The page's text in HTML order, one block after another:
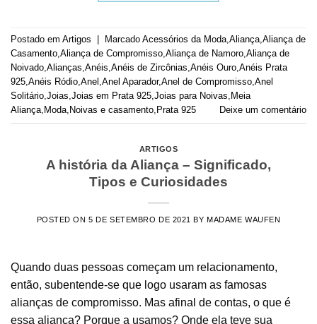
Postado em Artigos Marcado Acessórios da Moda Aliança Aliança de
Casamento Aliança de Compromisso Aliança de Namoro Aliança de
Noivado Alianças Anéis Anéis de Zircônias Anéis Ouro Anéis Prata
925 Anéis Ródio Anel Anel Aparador,Anel de Compromisso Anel
Solitário Joias Joias em Prata 925 Joias para Noivas Meia
Aliança Moda Noivas e casamento Prata 925 Deixe um comentário
ARTIGOS
A história da Aliança – Significado,
Tipos e Curiosidades
POSTED ON5 DE SETEMBRO DE 2021 BY MADAME WAUFEN
Quando duas pessoas começam um relacionamento,
então, subentende-se que logo usaram as famosas
alianças de compromisso. Mas afinal de contas, o que é
essa aliança? Porque a usamos? Onde ela teve sua